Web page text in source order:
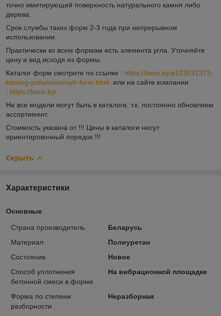
точно имитирующей поверхность натурального камня либо
дерева.
Срок службы таких форм 2-3 года при непрерывном
использовании.
Практически ко всем формам есть элемента угла. Уточняйте
цену и вид исходя из формы.
Каталог форм смотрите по ссылке : https://lansi.by/p123531373-
katalog-poliuretanovyh-form.html или на сайте компании
: https://lansi.by/
Не все модели могут быть в каталоге, т.к. постоянно обновляем
ассортимент.
Стоимость указана от !!! Цены в каталоги несут
ориентировочный порядок !!!
Скрыть
Характеристики
Основные
Страна производитель
Беларусь
Материал
Полиуретан
Состояние
Новое
Способ уплотнения
бетонной смеси в форме
На вибрационной площадке
Форма по степени
разборности
Неразборная